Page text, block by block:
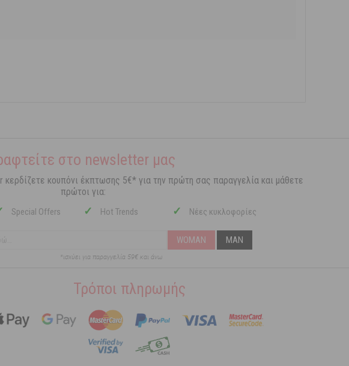
στο newsletter μας
κουπόνι έκπτωσης 5€* για την πρώτη σας παραγγελία και μάθετε
πρώτοι για:
Special Offers ✓ Hot Trends ✓ Νέες κυκλοφορίες
WOMAN MAN
*ισχύει για παραγγελία 59€ και άνω
Τρόποι πληρωμής